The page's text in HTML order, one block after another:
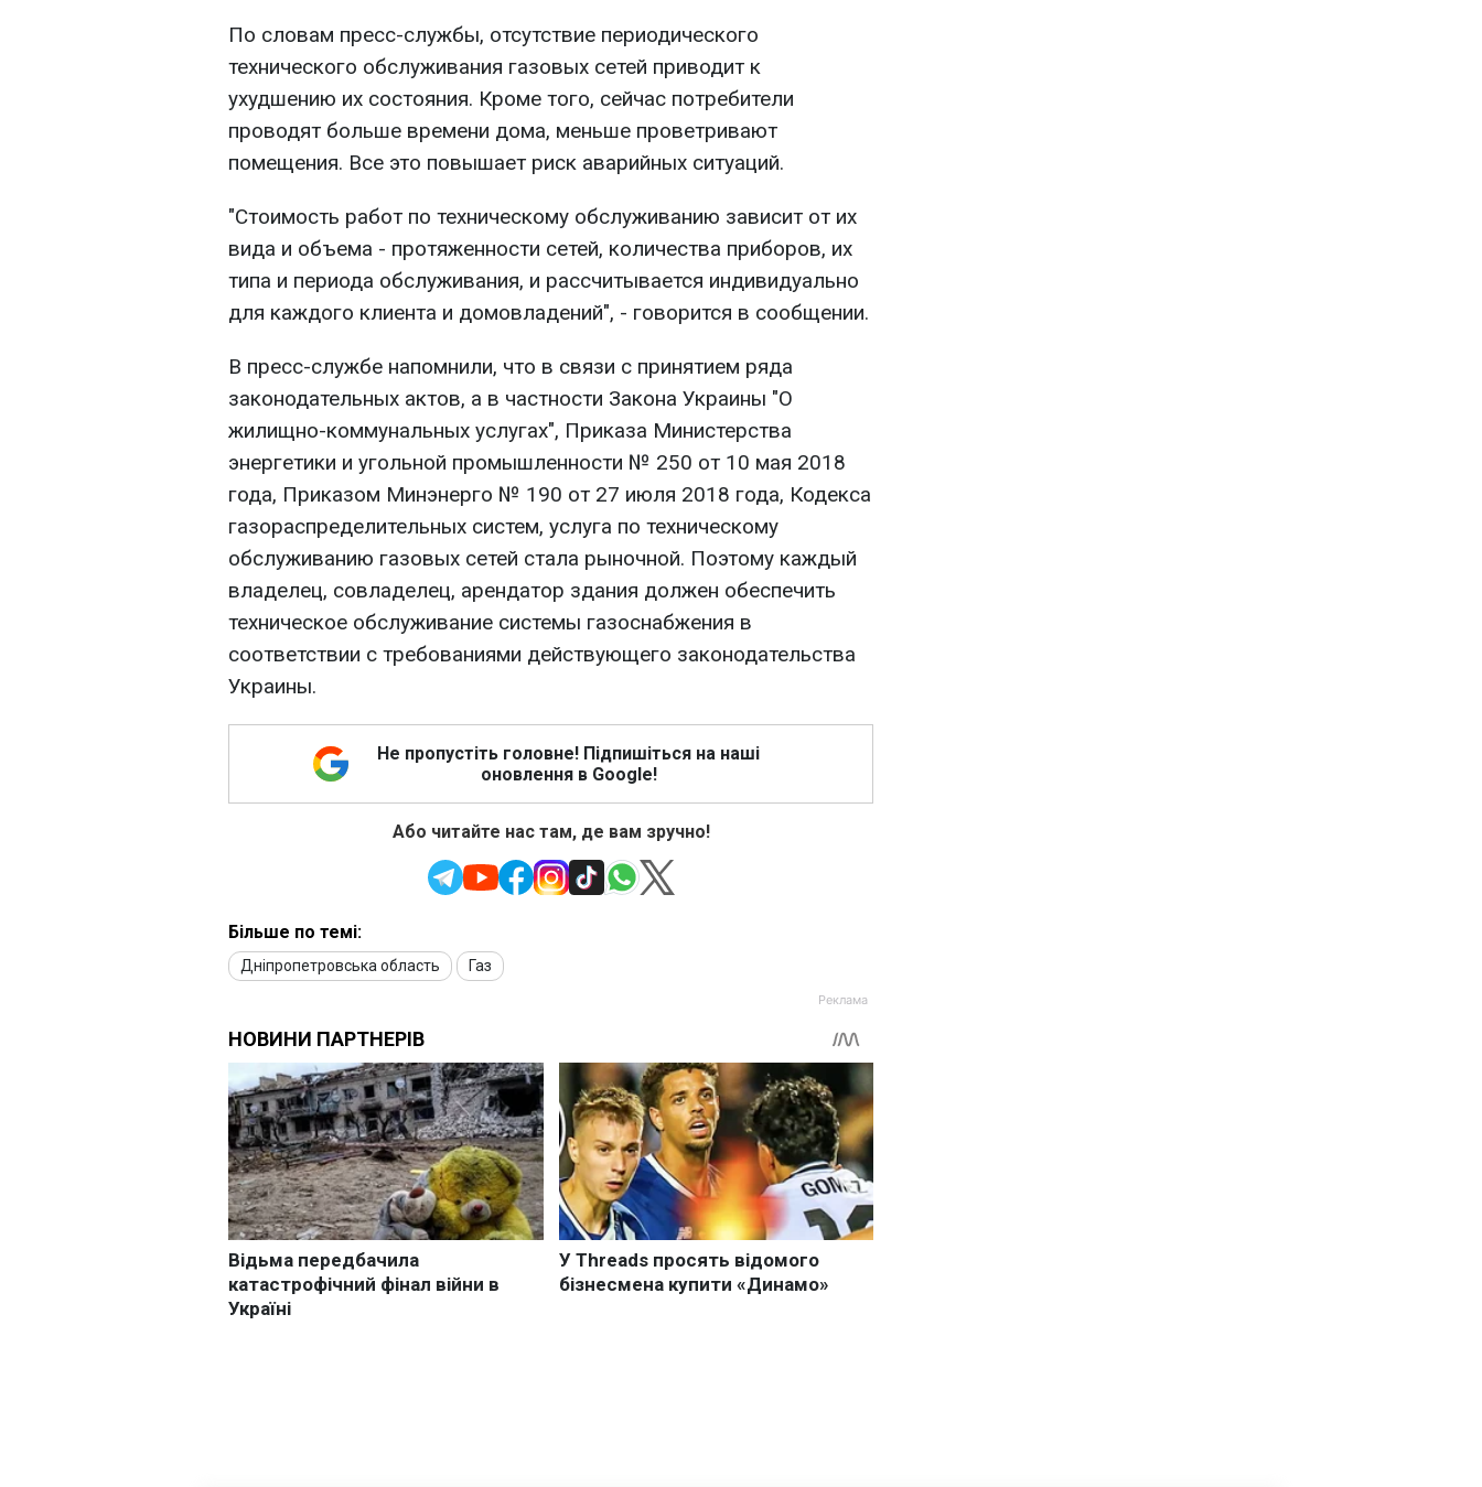
По словам пресс-службы, отсутствие периодического
технического обслуживания газовых сетей приводит к
ухудшению их состояния. Кроме того, сейчас потребители
проводят больше времени дома, меньше проветривают
помещения. Все это повышает риск аварийных ситуаций.
"Стоимость работ по техническому обслуживанию зависит от их
вида и объема - протяженности сетей, количества приборов, их
типа и периода обслуживания, и рассчитывается индивидуально
для каждого клиента и домовладений", - говорится в сообщении.
В пресс-службе напомнили, что в связи с принятием ряда
законодательных актов, а в частности Закона Украины "О
жилищно-коммунальных услугах", Приказа Министерства
энергетики и угольной промышленности № 250 от 10 мая 2018
года, Приказом Минэнерго № 190 от 27 июля 2018 года, Кодекса
газораспределительных систем, услуга по техническому
обслуживанию газовых сетей стала рыночной. Поэтому каждый
владелец, совладелец, арендатор здания должен обеспечить
техническое обслуживание системы газоснабжения в
соответствии с требованиями действующего законодательства
Украины.
Не пропустіть головне! Підпишіться на наші
оновлення в Google!
Або читайте нас там, де вам зручно!
Більше по темі:
Дніпропетровська область Газ